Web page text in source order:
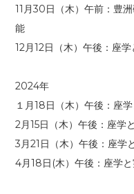
11月30日（木）午前：豊
能
12月12日（木）午後：座学
2024年
１月18日（木）午後：座
2月15日（木）午後：座学
3月21日（木）午後：座学
4月18日(木）午後：座学